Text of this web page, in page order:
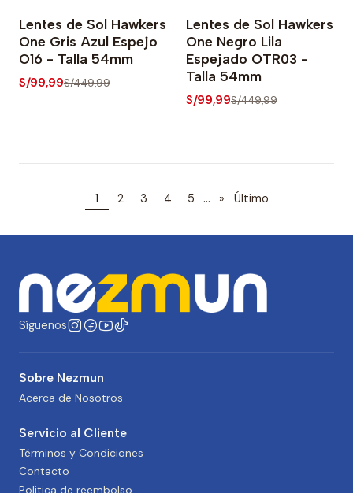
-78% OFF
Lentes de Sol Hawkers
One Gris Azul Espejo
O16 - Talla 54mm
S/99,99S/449,99
-78% OFF
Lentes de Sol Hawkers
One Negro Lila
Espejado OTR03 -
Talla 54mm
S/99,99S/449,99
1 2 3 4 5 ... » Último
Síguenos
Sobre Nezmun
Acerca de Nosotros
Servicio al Cliente
Términos y Condiciones
Contacto
Politica de reembolso